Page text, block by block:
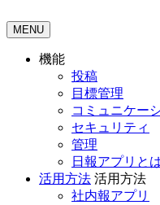
MENU
機能
投稿
目標管理
コミュニケー
セキュリティ
管理
日報アプリと
活用方法 活用方法
社内報アプリ